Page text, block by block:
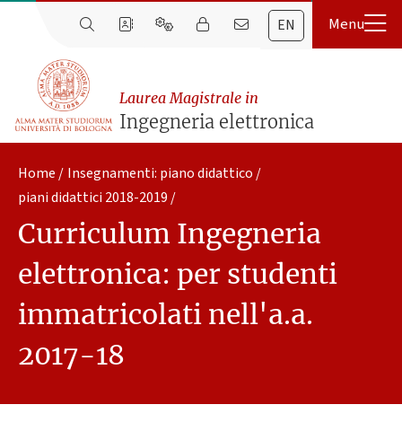
EN
Laurea Magistrale in
Ingegneria elettronica
Home
Insegnamenti: piano didattico
piani didattici 2018-2019
Curriculum Ingegneria
elettronica: per studenti
immatricolati nell'a.a.
2017-18